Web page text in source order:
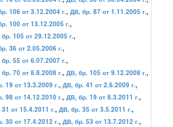
106 от 3.12.2004 г., ДВ, бр. 87 от 1.11.2005 г.,
100 от 13.12.2005 г.,
105 от 29.12.2005 г.,
36 от 2.05.2006 г.,
55 от 6.07.2007 г.,
70 от 8.8.2008 г., ДВ, бр. 105 от 9.12.2008 г.,
19 от 13.3.2009 г., ДВ, бр. 41 от 2.6.2009 г.,
98 от 14.12.2010 г., ДВ, бр. 19 от 8.3.2011 г.,
от 15.4.2011 г., ДВ, бр. 35 от 3.5.2011 г.,
30 от 17.4.2012 г., ДВ, бр. 53 от 13.7.2012 г.,